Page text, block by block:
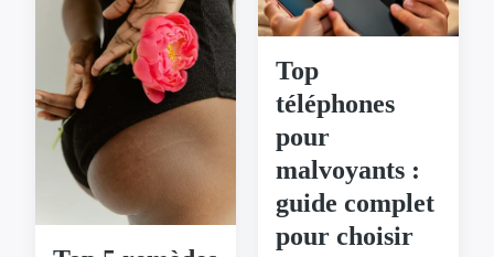
Top
téléphones
pour
malvoyants :
guide complet
pour choisir